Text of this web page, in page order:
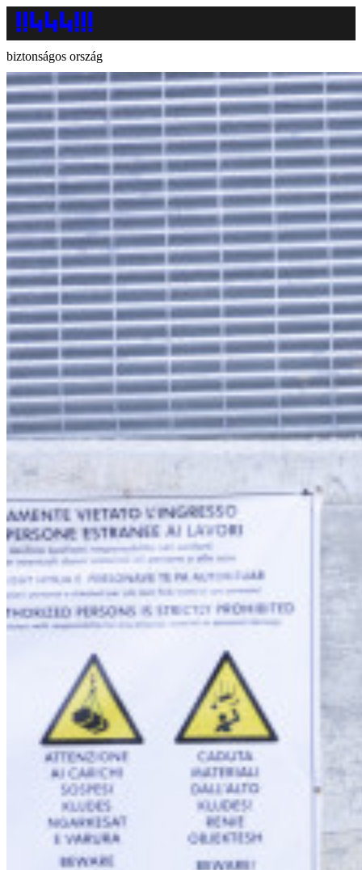
biztonságos ország